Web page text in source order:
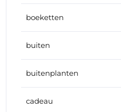
boeketten
buiten
buitenplanten
cadeau